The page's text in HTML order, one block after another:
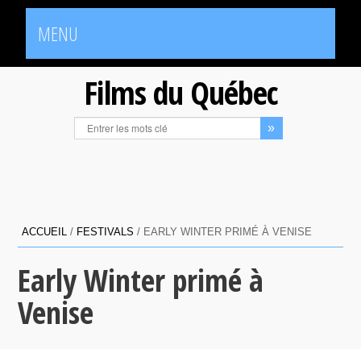
MENU
Films du Québec
ACCUEIL / FESTIVALS / EARLY WINTER PRIMÉ À VENISE
Early Winter primé à
Venise